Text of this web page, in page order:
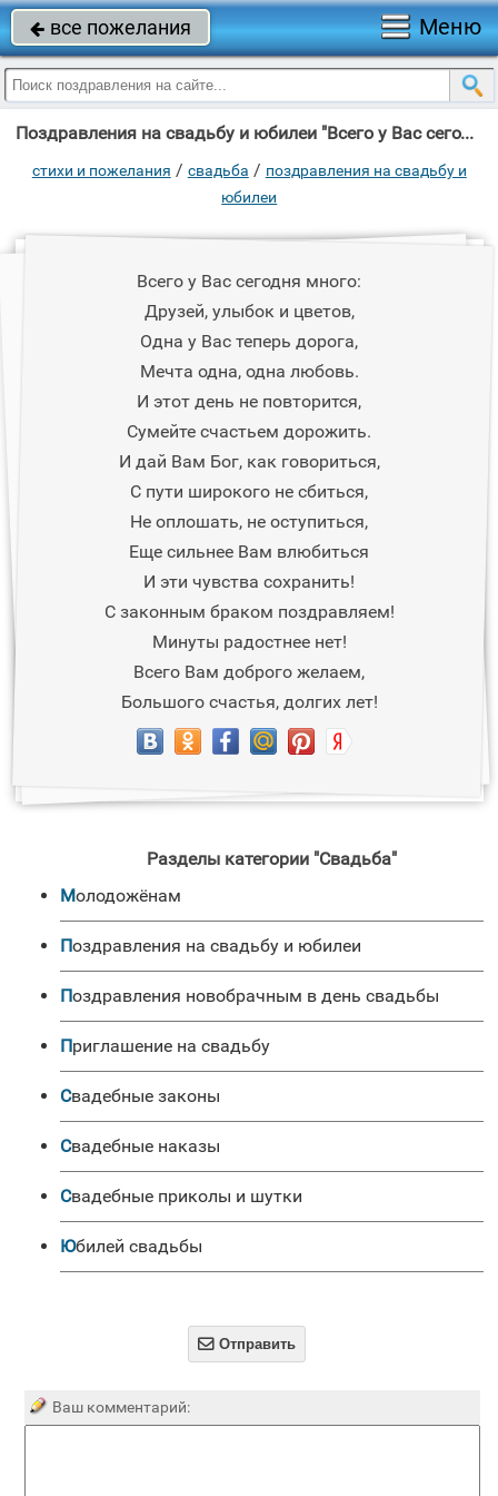
 все пожелания Меню
Поздравления на свадьбу и юбилеи "Всего у Вас сегодня много: Друзей, улыбок и цветов, Одна у Вас теперь дорога, "
стихи и пожелания / свадьба / поздравления на свадьбу и
юбилеи
Всего у Вас сегодня много:
Друзей, улыбок и цветов,
Одна у Вас теперь дорога,
Мечта одна, одна любовь.
И этот день не повторится,
Сумейте счастьем дорожить.
И дай Вам Бог, как говориться,
С пути широкого не сбиться,
Не оплошать, не оступиться,
Еще сильнее Вам влюбиться
И эти чувства сохранить!
С законным браком поздравляем!
Минуты радостнее нет!
Всего Вам доброго желаем,
Большого счастья, долгих лет!
Разделы категории "Свадьба"
Молодожёнам
Поздравления на свадьбу и юбилеи
Поздравления новобрачным в день свадьбы
Приглашение на свадьбу
Свадебные законы
Свадебные наказы
Свадебные приколы и шутки
Юбилей свадьбы
 Отправить
Ваш комментарий: